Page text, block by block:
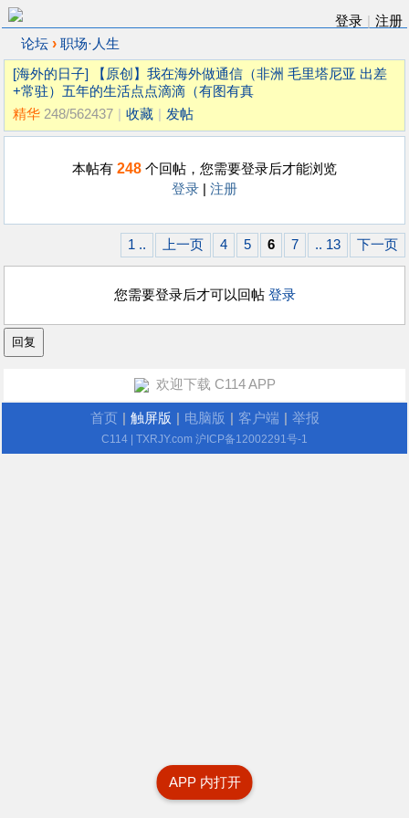
登录
注册
论坛 › 职场·人生
[海外的日子]
【原创】我在海外做通信（非洲 毛里塔尼亚 出差
+常驻）五年的生活点点滴滴（有图有真
精华 248/562437 收藏 发帖
本帖有 248 个回帖，您需要登录后才能浏览
登录
注册
1 .. 上一页 4 5 6 7 .. 13 下一页
您需要登录后才可以回帖 登录
APP 内打开
欢迎下载 C114 APP
首页 触屏版 电脑版 客户端 举报
C114 | TXRJY.com 沪ICP备12002291号-1